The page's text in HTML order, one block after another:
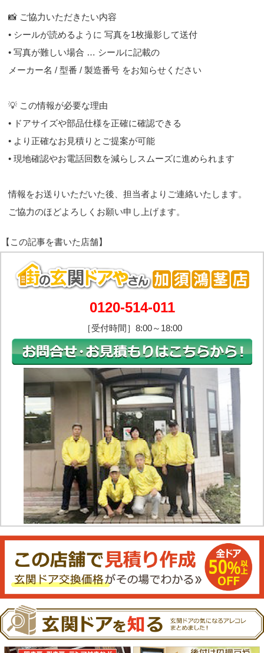
📸 ご協力いただきたい内容
• シールが読めるように 写真を1枚撮影して送付
• 写真が難しい場合 … シールに記載の
メーカー名 / 型番 / 製造番号 をお知らせください
💡 この情報が必要な理由
• ドアサイズや部品仕様を正確に確認できる
• より正確なお見積りとご提案が可能
• 現地確認やお電話回数を減らしスムーズに進められます
情報をお送りいただいた後、担当者よりご連絡いたします。
ご協力のほどよろしくお願い申し上げます。
0120-514-011
［受付時間］8:00～18:00